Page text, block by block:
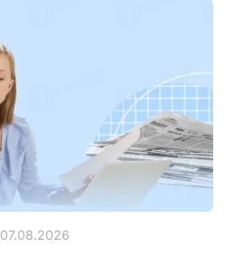
07.08.2026